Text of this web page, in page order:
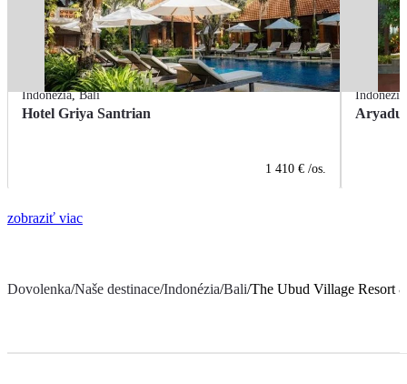
Indonézia,Bali
Hotel Griya Santrian
1 410 € /os.
Indonézia
zobraziť viac
Dovolenka/Naše destinace/Indonézia/Bali/The Ubud Village Resort